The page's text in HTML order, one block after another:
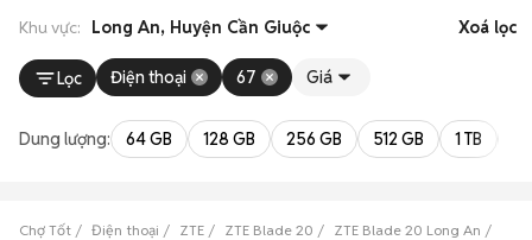
Khu vực: Long An, Huyện Cần Giuộc Xoá lọc
Lọc Điện thoại 67 Giá
Dung lượng: 64 GB 128 GB 256 GB 512 GB 1 TB
Chợ Tốt Điện thoại ZTE ZTE Blade 20 ZTE Blade 20 Long An